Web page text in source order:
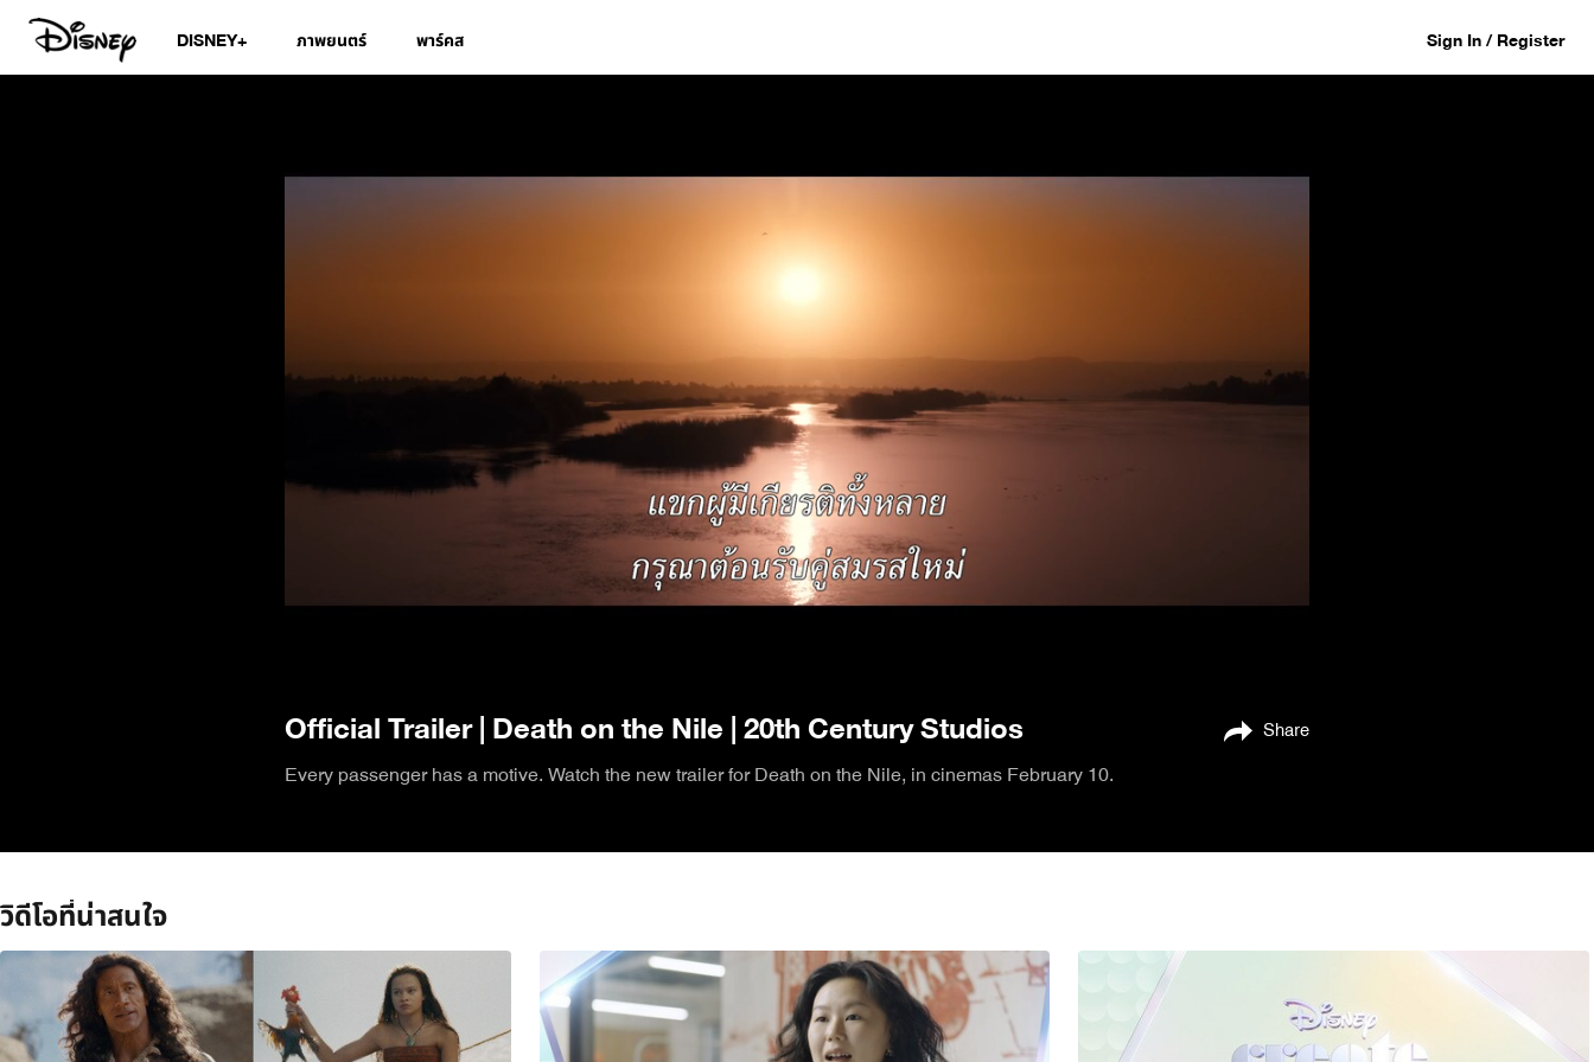
DISNEY+ ภาพยนตร์ พาร์คส Sign In / Register
Official Trailer | Death on the Nile | 20th Century Studios Share
Every passenger has a motive. Watch the new trailer for Death on the Nile, in cinemas February 10.
วิดีโอที่น่าสนใจ